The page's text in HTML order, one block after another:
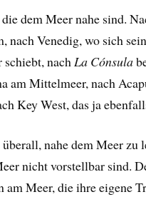
dem Meer nahe sind.
nach Venedig, wo sich
nach La Cónsula
am Mittelmeer, nach
Key West, das ja
nahe dem Meer zu
nicht vorstellbar sind.
am Meer, die ihre eigene